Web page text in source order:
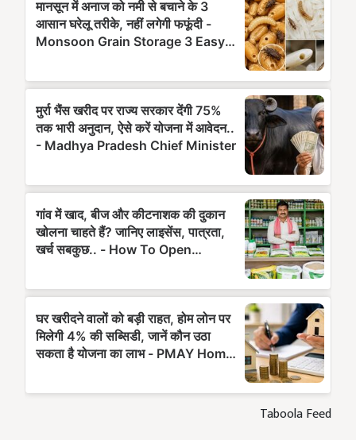
Taboola Feed